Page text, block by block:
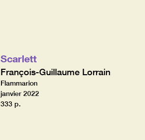
Scarlett
François-Guillaume Lorrain
Flammarion
janvier 2022
333 p.